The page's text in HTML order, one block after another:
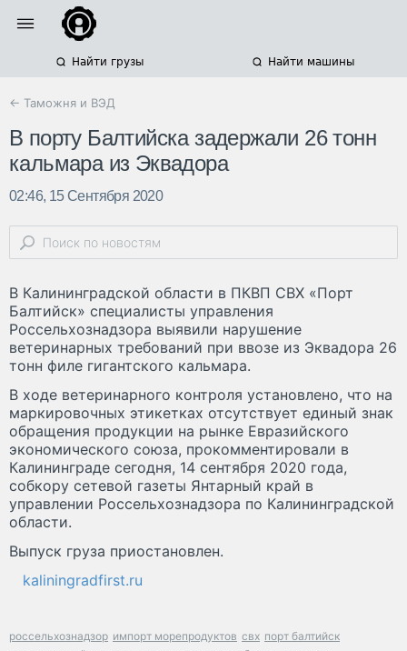
Найти грузы Найти машины
← Таможня и ВЭД
В порту Балтийска задержали 26 тонн
кальмара из Эквадора
02:46, 15 Сентября 2020
В Калининградской области в ПКВП СВХ «Порт
Балтийск» специалисты управления
Россельхознадзора выявили нарушение
ветеринарных требований при ввозе из Эквадора 26
тонн филе гигантского кальмара.
В ходе ветеринарного контроля установлено, что на
маркировочных этикетках отсутствует единый знак
обращения продукции на рынке Евразийского
экономического союза, прокомментировали в
Калининграде сегодня, 14 сентября 2020 года,
собкору сетевой газеты Янтарный край в
управлении Россельхознадзора по Калининградской
области.
Выпуск груза приостановлен.
kaliningradfirst.ru
россельхознадзор импорт морепродуктов свх порт балтийск